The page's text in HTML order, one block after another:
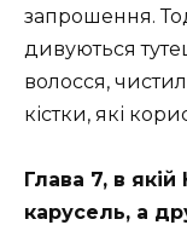
запрошення.
дивуються
волосся,
кістки, які
Глава 7, в
карусель, а